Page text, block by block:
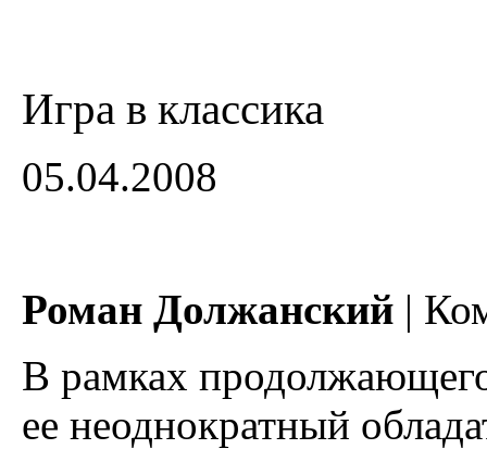
Игра в классика
05.04.2008
Роман Должанский |
В рамках
ее неоднократный